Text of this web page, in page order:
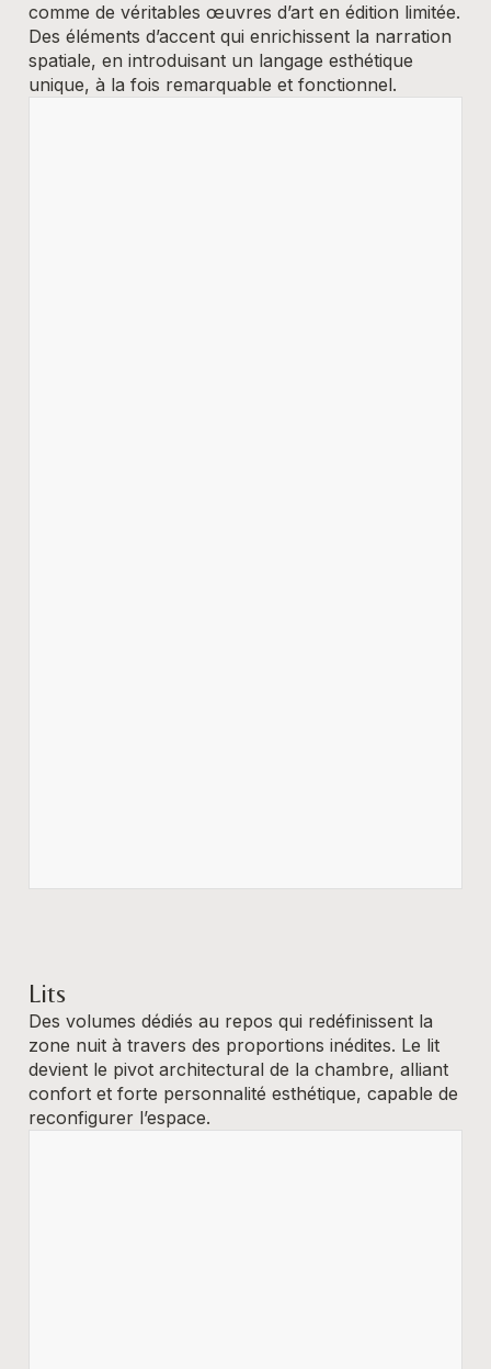
comme de véritables œuvres d’art en édition limitée.
Des éléments d’accent qui enrichissent la narration
spatiale, en introduisant un langage esthétique
unique, à la fois remarquable et fonctionnel.
Lits
Des volumes dédiés au repos qui redéfinissent la
zone nuit à travers des proportions inédites. Le lit
devient le pivot architectural de la chambre, alliant
confort et forte personnalité esthétique, capable de
reconfigurer l’espace.